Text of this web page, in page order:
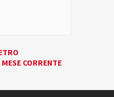
CORRENTE